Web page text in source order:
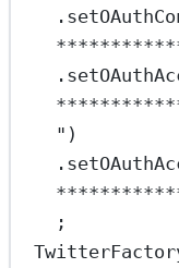
")
;